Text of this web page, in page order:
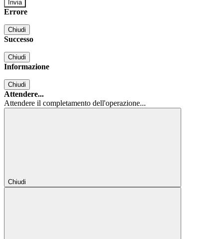
Errore
Chiudi
Successo
Chiudi
Informazione
Chiudi
Attendere...
Attendere il completamento dell'operazione...
Chiudi